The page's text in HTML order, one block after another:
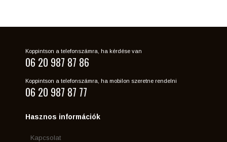
Koppintson a telefonszámra, ha kérdése van
06 20 987 87 86
Koppintson a telefonszámra, ha mobilon szeretne rendelni
06 20 987 87 77
Hasznos információk
Kapcsolat